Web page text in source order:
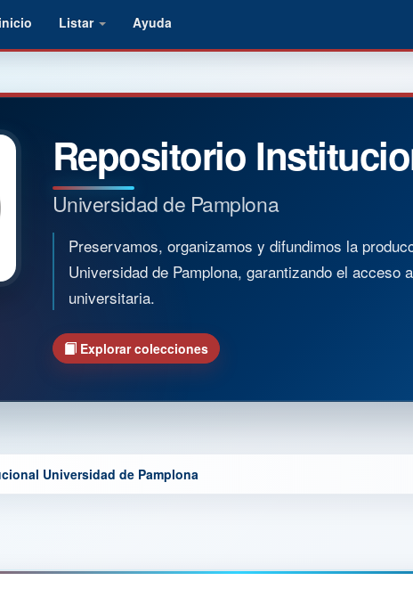
Listar Ayuda
Repositorio
Universidad de Pamplona
Preservamos, organizamos y difundimos la
Universidad de Pamplona, garantizando el
universitaria.
Explorar colecciones
Universidad de Pamplona